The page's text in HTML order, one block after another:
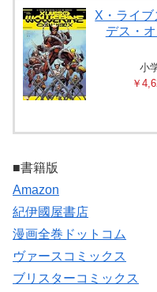
X・ライブ
デス・
小
￥
■書籍版
Amazon
紀伊國屋書店
漫画全巻ドットコム
ヴァースコミックス
ブリスターコミックス